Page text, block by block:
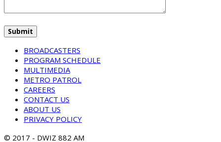
BROADCASTERS
PROGRAM SCHEDULE
MULTIMEDIA
METRO PATROL
CAREERS
CONTACT US
ABOUT US
PRIVACY POLICY
© 2017 - DWIZ 882 AM